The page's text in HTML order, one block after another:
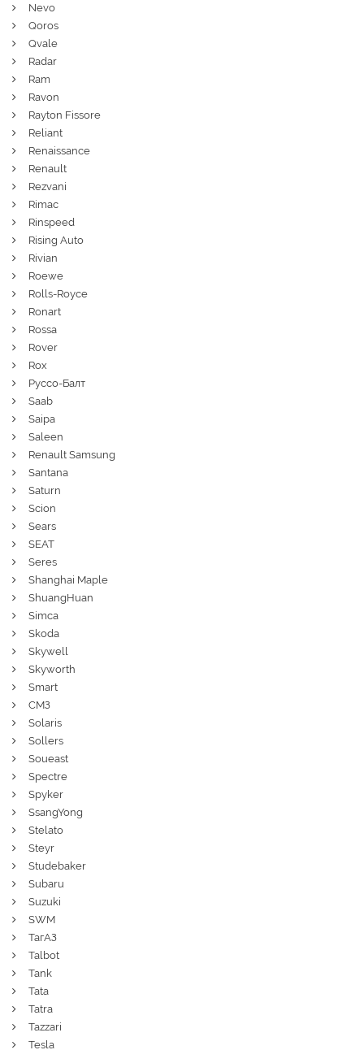
Nevo
Qoros
Qvale
Radar
Ram
Ravon
Rayton Fissore
Reliant
Renaissance
Renault
Rezvani
Rimac
Rinspeed
Rising Auto
Rivian
Roewe
Rolls-Royce
Ronart
Rossa
Rover
Rox
Руссо-Балт
Saab
Saipa
Saleen
Renault Samsung
Santana
Saturn
Scion
Sears
SEAT
Seres
Shanghai Maple
ShuangHuan
Simca
Skoda
Skywell
Skyworth
Smart
СМЗ
Solaris
Sollers
Soueast
Spectre
Spyker
SsangYong
Stelato
Steyr
Studebaker
Subaru
Suzuki
SWM
ТагАЗ
Talbot
Tank
Tata
Tatra
Tazzari
Tesla